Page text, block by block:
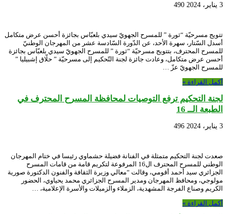
3 يناير، 2024 490
تتويج مسرحيّة “ثورة ” للمسرح الجهويّ سيدي بلعبّاس بجائزة أحسن عرض متكامل
أسدل السّتار، سهرة الأحد، عن الدّورة السّادسة عشر من المهرجان الوطنيّ
للمسرح المحترف، بتتويج مسرحيّة “ثورة ” للمسرح الجهويّ سيدي بلعبّاس بجائزة
أحسن عرض متكامل، وعادت جائزة لجنة التّحكيم إلى مسرحيّة ” حلّاق إشبيليا ”
للمسرح الجهويّ عزّ …
أكمل القراءة »
لجنة التحكيم ترفع التوصيات لمحافظة المسرح المحترف في
الطبعة الــ 16
3 يناير، 2024 496
صعدت لجنة التحكيم متمثلة في الفنانة فضيلة حشماوي رئيسا في ختام المهرجان
الوطني للمسرح المحترف ال16 المرفوعة لتكريم قامة من قامات المسرح
الجزائري سيد أحمد أقومي، وقالت “معالي وزيرة الثقافة والفنون الدكتورة صورية
مولوجي، ومحافظ المهرجان ومدير المسرح الجزائري محمد يحياوي، الحضور
الكريم وصناع الفرجة المشهدية، الزملاء والزميلات والأسرة الإعلامية، …
أكمل القراءة »